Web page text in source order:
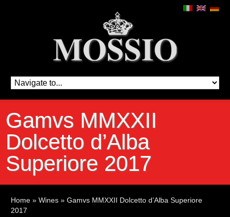
Gamvs MMXXII
Dolcetto d’Alba
Superiore 2017
Home » Wines » Gamvs MMXXII Dolcetto d’Alba Superiore
2017